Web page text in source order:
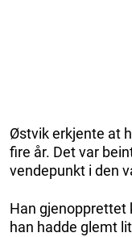
Østvik erkjente at
fire år. Det var
vendepunkt i den
Han gjenopprettet
han hadde glemt